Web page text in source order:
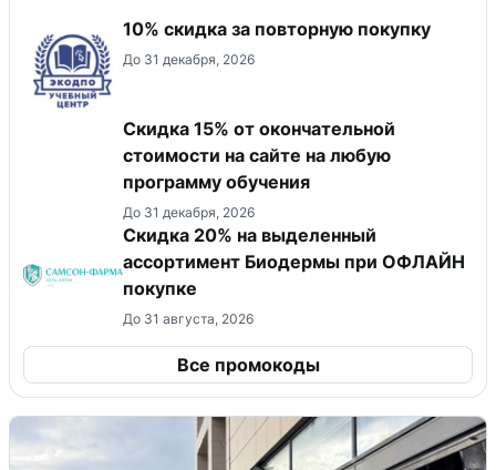
10% скидка за повторную покупку
До 31 декабря, 2026
Скидка 15% от окончательной
стоимости на сайте на любую
программу обучения
До 31 декабря, 2026
Скидка 20% на выделенный
ассортимент Биодермы при ОФЛАЙН
покупке
До 31 августа, 2026
Все промокоды